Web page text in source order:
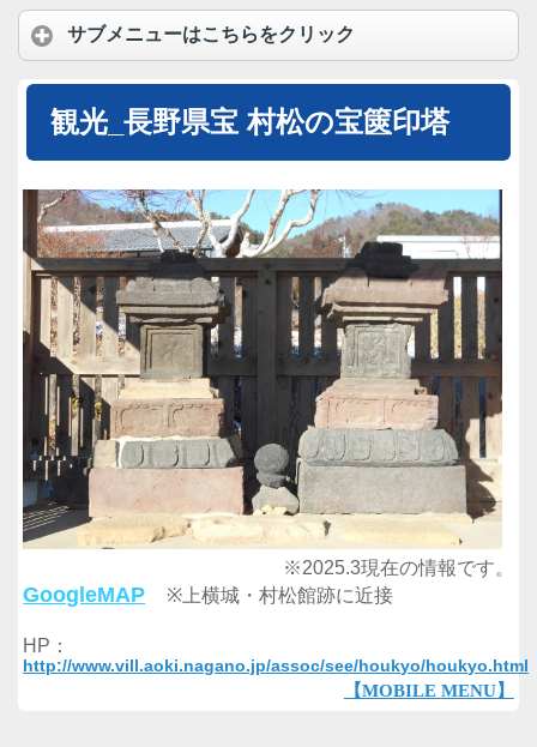
サブメニューはこちらをクリック
観光_長野県宝 村松の宝篋印塔
※2025.3現在の情報です。
GoogleMAP ※上横城・村松館跡に近接
HP：
http://www.vill.aoki.nagano.jp/assoc/see/houkyo/houkyo.html
【MOBILE MENU】